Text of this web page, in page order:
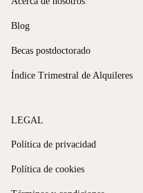
Blog
Becas postdoctorado
Índice Trimestral de Alquileres
LEGAL
Política de privacidad
Política de cookies